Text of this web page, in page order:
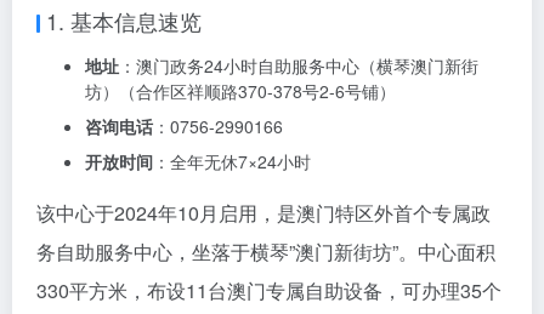
1. 基本信息速览
地址 ：澳门政务24小时自助服务中心（横琴澳门新街
坊）（合作区祥顺路370-378号2-6号铺）
咨询电话 ：0756-2990166
开放时间 ：全年无休7×24小时
该中心于2024年10月启用，是澳门特区外首个专属政
务自助服务中心，坐落于横琴”澳门新街坊”。中心面积
330平方米，布设11台澳门专属自助设备，可办理35个